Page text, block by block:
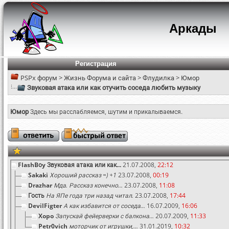
Аркады
Регистрация
PSPx форум >Жизнь Форума и сайта>Флудилка> Юмор
Звуковая атака или как отучить соседа любить музыку
ЮморЗдесь мы расслабляемся, шутим и прикалываемся.
FlashBоyЗвуковая атака или как...21.07.2008, 22:12
Sakaki Хороший рассказ =) +1 23.07.2008, 00:19
Drazhar Мда. Рассказ конечно... 23.07.2008, 11:08
Гость На ЯПе года три назад читал. 23.07.2008, 17:44
DevilFigterА как избавится от соседа... 16.07.2009, 16:06
Xopo Запускай фейерверки с балкона... 20.07.2009, 11:33
Petr0vich моторчик от игрушки,... 31.01.2019, 10:32